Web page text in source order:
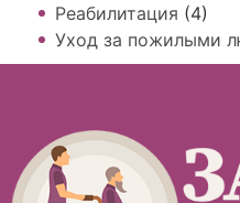
Реабилитация (4)
Уход за пожилыми